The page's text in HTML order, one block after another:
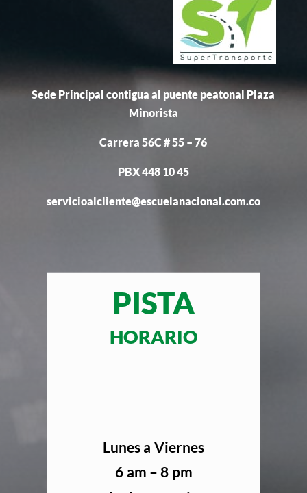
Sede Principal contigua al puente peatonal Plaza
Minorista
Carrera 56C # 55 – 76
PBX 448 10 45
servicioalcliente@escuelanacional.com.co
PISTA
HORARIO
Lunes a Viernes
6 am – 8 pm